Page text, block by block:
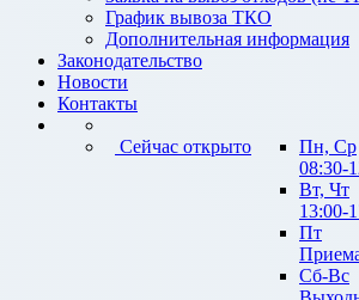
График вывоза ТКО
Дополнительная информация
Законодательство
Новости
Контакты
Сейчас открыто
Пн, Ср
08:30-
Вт, Чт
13:00-
Пт
Сб-Вс